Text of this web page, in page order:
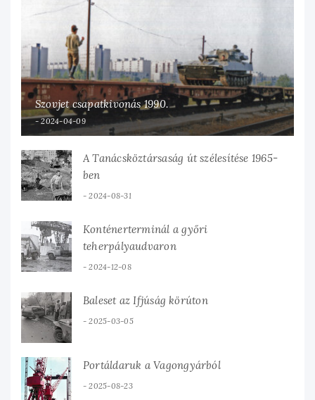
Szovjet csapatkivonás 1990.
2024-04-09
A Tanácsköztársaság út szélesítése 1965-
ben
2024-08-31
Konténerterminál a győri
teherpályaudvaron
2024-12-08
Baleset az Ifjúság körúton
2025-03-05
Portáldaruk a Vagongyárból
2025-08-23